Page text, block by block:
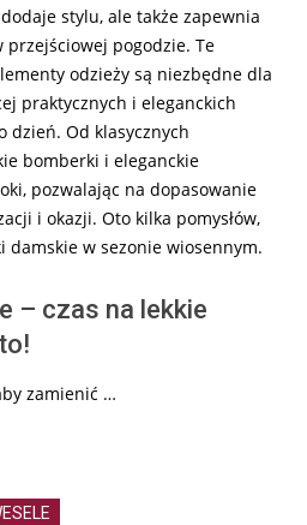
stylu, ale także zapewnia
przejściowej pogodzie. Te
odzieży są niezbędne dla
praktycznych i eleganckich
dzień. Od klasycznych
bomberki i eleganckie
pozwalając na dopasowanie
i okazji. Oto kilka pomysłów,
damskie w sezonie wiosennym.
– czas na lekkie
zamienić …